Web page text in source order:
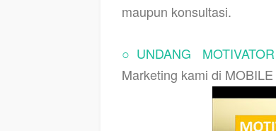
maupun konsultasi.
○ UNDANG
Marketing kami di